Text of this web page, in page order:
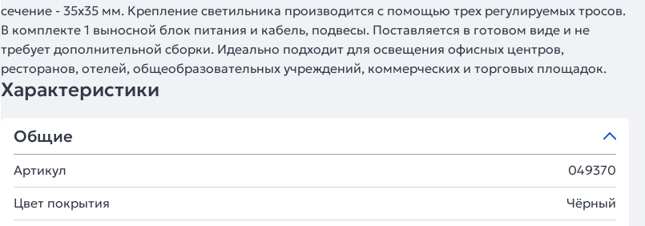
сечение - 35x35 мм. Крепление светильника производится с помощью трех регулируемых тросов.
В комплекте 1 выносной блок питания и кабель, подвесы. Поставляется в готовом виде и не
требует дополнительной сборки. Идеально подходит для освещения офисных центров,
ресторанов, отелей, общеобразовательных учреждений, коммерческих и торговых площадок.
Характеристики
Общие
Артикул 049370
Цвет покрытия Чёрный